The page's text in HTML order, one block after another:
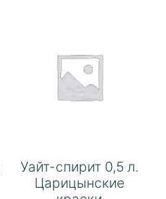
Уайт-спирит 0,5 л.
Царицынские